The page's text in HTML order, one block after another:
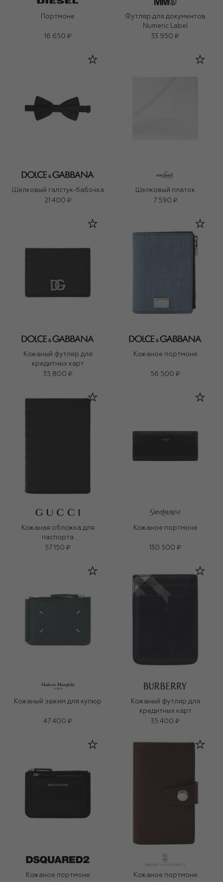
Портмоне
16 650 ₽
Футляр для документов
Numeric Label
33 950 ₽
Шелковый галстук-бабочка
21 400 ₽
Шелковый платок
7 590 ₽
Кожаный футляр для
кредитных карт
35 800 ₽
Кожаное портмоне
56 500 ₽
Кожаная обложка для
паспорта
57 150 ₽
Кожаное портмоне
130 500 ₽
Кожаный зажим для купюр
47 400 ₽
Кожаный футляр для
кредитных карт
35 400 ₽
Кожаное портмоне
Кожаное портмоне